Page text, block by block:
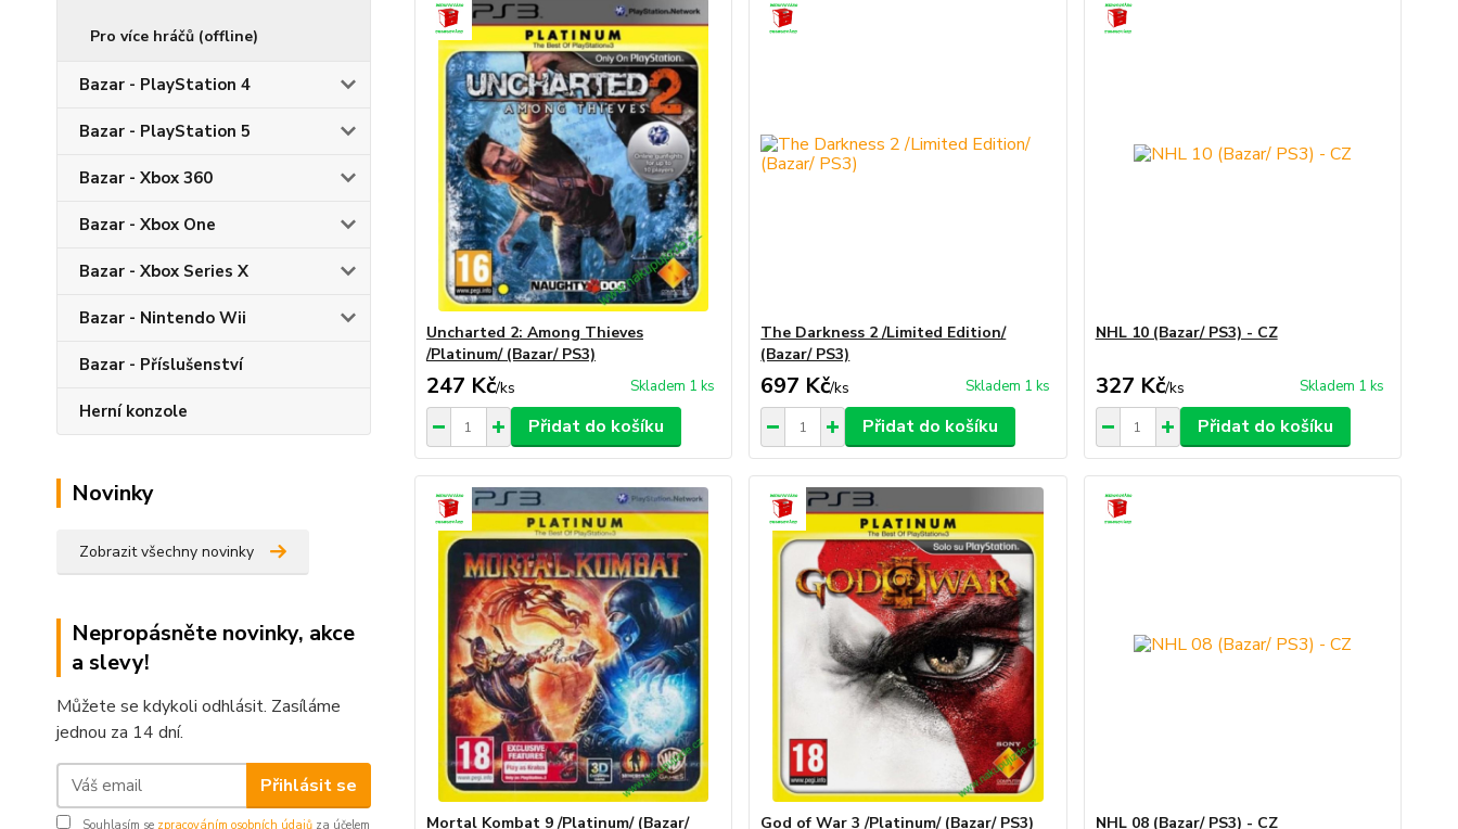
Pro více hráčů (offline)
Bazar - PlayStation 4
Bazar - PlayStation 5
Bazar - Xbox 360
Bazar - Xbox One
Bazar - Xbox Series X
Bazar - Nintendo Wii
Bazar - Příslušenství
Herní konzole
Novinky
Zobrazit všechny novinky
Nepropásněte novinky, akce
a slevy!
Můžete se kdykoli odhlásit. Zasíláme
jednou za 14 dní.
Přihlásit se
Souhlasím se zpracováním osobních údajů za účelem
Uncharted 2: Among Thieves
/Platinum/ (Bazar/ PS3)
247 Kč/ks Skladem 1 ks
Přidat do košíku
The Darkness 2 /Limited Edition/
(Bazar/ PS3)
697 Kč/ks Skladem 1 ks
Přidat do košíku
NHL 10 (Bazar/ PS3) - CZ
327 Kč/ks Skladem 1 ks
Přidat do košíku
Mortal Kombat 9 /Platinum/ (Bazar/
God of War 3 /Platinum/ (Bazar/ PS3) NHL 08 (Bazar/ PS3) - CZ